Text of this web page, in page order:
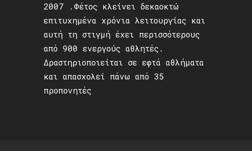
2007 .Φέτος κλείνει δεκαοκτώ
επιτυχημένα χρόνια λειτουργίας και
αυτή τη στιγμή έχει περισσότερους
από 900 ενεργούς αθλητές.
Δραστηριοποιείται σε εφτά αθλήματα
και απασχολεί πάνω από 35
προπονητές